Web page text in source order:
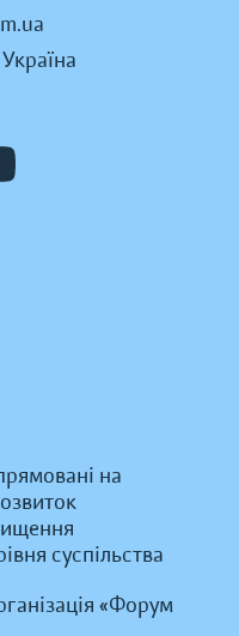
на
суспільства
«Форум